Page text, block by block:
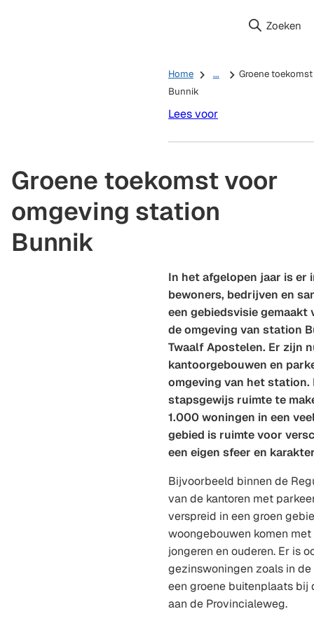
Zoeken
Home ...
Groene
Bunnik
Lees voor
Groene toekomst voor
omgeving station
Bunnik
In het afgelopen jaar is er
bewoners, bedrijven en
een gebiedsvisie
de omgeving van station
Twaalf Apostelen. Er zijn
kantoorgebouwen en
omgeving van het station.
stapsgewijs ruimte te
1.000 woningen in een
gebied is ruimte voor
een eigen sfeer en
Bijvoorbeeld binnen de
van de kantoren met
verspreid in een groen
woongebouwen komen
jongeren en ouderen. Er is
gezinswoningen zoals in de
een groene buitenplaats bij
aan de Provincialeweg.